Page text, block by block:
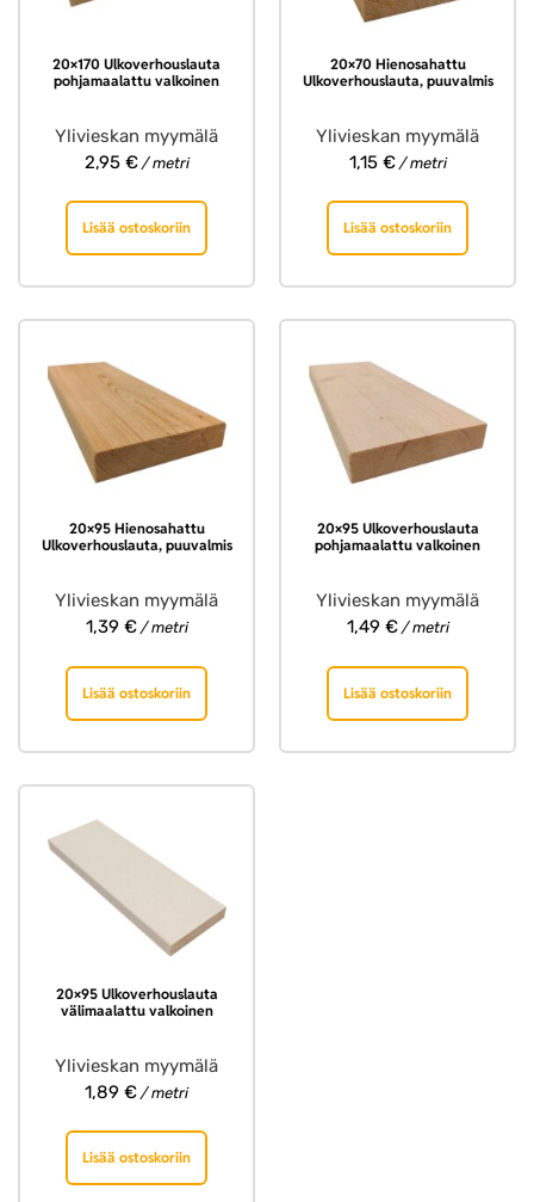
20×170 Ulkoverhouslauta
pohjamaalattu valkoinen
Ylivieskan myymälä
2,95 €/ metri
Lisää ostoskoriin
20×70 Hienosahattu
Ulkoverhouslauta, puuvalmis
Ylivieskan myymälä
1,15 €/ metri
Lisää ostoskoriin
20×95 Hienosahattu
Ulkoverhouslauta, puuvalmis
Ylivieskan myymälä
1,39 €/ metri
Lisää ostoskoriin
20×95 Ulkoverhouslauta
pohjamaalattu valkoinen
Ylivieskan myymälä
1,49 €/ metri
Lisää ostoskoriin
20×95 Ulkoverhouslauta
välimaalattu valkoinen
Ylivieskan myymälä
1,89 € / metri
Lisää ostoskoriin